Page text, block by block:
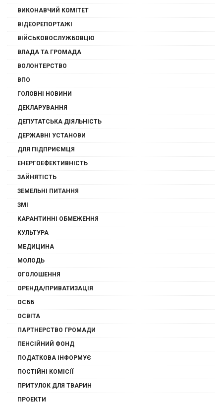
ВИКОНАВЧИЙ КОМІТЕТ
ВІДЕОРЕПОРТАЖІ
ВІЙСЬКОВОСЛУЖБОВЦЮ
ВЛАДА ТА ГРОМАДА
ВОЛОНТЕРСТВО
ВПО
ГОЛОВНІ НОВИНИ
ДЕКЛАРУВАННЯ
ДЕПУТАТСЬКА ДІЯЛЬНІСТЬ
ДЕРЖАВНІ УСТАНОВИ
ДЛЯ ПІДПРИЄМЦЯ
ЕНЕРГОЕФЕКТИВНІСТЬ
ЗАЙНЯТІСТЬ
ЗЕМЕЛЬНІ ПИТАННЯ
ЗМІ
КАРАНТИННІ ОБМЕЖЕННЯ
КУЛЬТУРА
МЕДИЦИНА
МОЛОДЬ
ОГОЛОШЕННЯ
ОРЕНДА/ПРИВАТИЗАЦІЯ
ОСББ
ОСВІТА
ПАРТНЕРСТВО ГРОМАДИ
ПЕНСІЙНИЙ ФОНД
ПОДАТКОВА ІНФОРМУЄ
ПОСТІЙНІ КОМІСІЇ
ПРИТУЛОК ДЛЯ ТВАРИН
ПРОЕКТИ